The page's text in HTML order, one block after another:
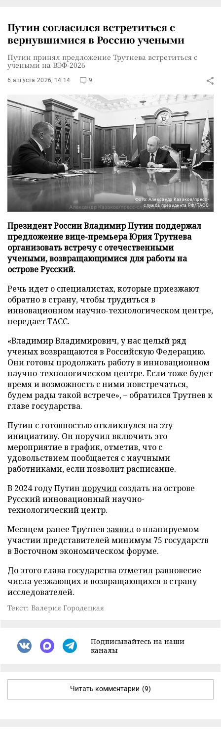
Путин согласился встретиться с
вернувшимися в Россию учеными
Путин принял предложение Трутнева встретиться с
учеными на ВЭФ-2026
6 августа 2026, 14:14 9
Фото: Александр Казаков/пресс-
служба президента РФ/ТАСС
Президент России Владимир Путин поддержал
предложение вице-премьера Юрия Трутнева
организовать встречу с отечественными
учеными, возвращающимися для работы на
острове Русский.
Речь идет о специалистах, которые приезжают
обратно в страну, чтобы трудиться в
инновационном научно-технологическом центре,
передаетТАСС.
«Владимир Владимирович, у нас целый ряд
ученых возвращаются в Российскую Федерацию.
Они готовы продолжать работу в инновационном
научно-технологическом центре. Если тоже будет
время и возможность с ними повстречаться,
будем рады такой встрече», – обратился Трутнев к
главе государства.
Путин с готовностью откликнулся на эту
инициативу. Он поручил включить это
мероприятие в график, отметив, что с
удовольствием пообщается с научными
работниками, если позволит расписание.
В 2024 году Путин поручил создать на острове
Русский инновационный научно-
технологический центр.
Месяцем ранее Трутнев заявил о планируемом
участии представителей минимум 75 государств
в Восточном экономическом форуме.
До этого глава государства отметилравновесие
числа уезжающих и возвращающихся в страну
исследователей.
Текст: Валерия Городецкая
Подписывайтесь на наши
каналы
Читать комментарии (9)